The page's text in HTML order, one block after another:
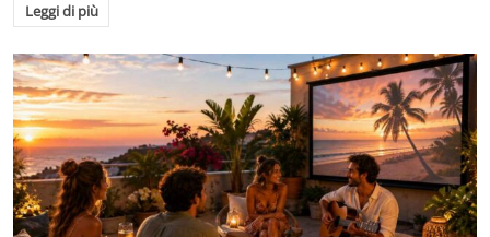
Leggi di più